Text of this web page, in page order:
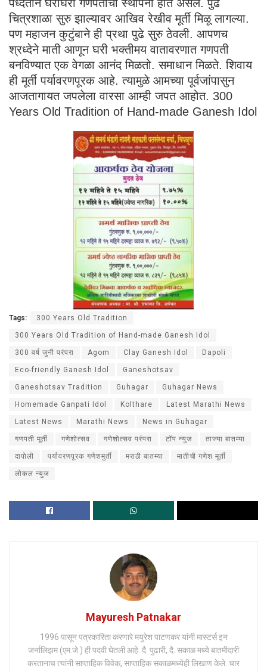
पध्दतीने घरोघरी गणपतींची स्थापना होत असेल. पुढे
चित्रशाळा सुरु झाल्यावर आखिव रेखीव मूर्ती मिळू लागल्या.
पण महाजन कुटुंबाने ही प्रथा पुढे सुरु ठेवली. आपणच
श्रध्देने माती आणून घरी भक्तीमय वातावरणात गणपती
बनविण्यात एक वेगळा आनंद मिळतो. समाधान मिळते. शिवाय
ही मूर्ती पर्यावरणपूरक आहे. त्यामुळे आमच्या पूर्वजांपासुन
आजतागायत जपलेला वारसा आम्ही जपत आहोत. 300
Years Old Tradition of Hand-made Ganesh Idol
Tags: 300 Years Old Tradition
300 Years Old Tradition of Hand-made Ganesh Idol
300 वर्ष जुनी परंपरा Agom Clay Ganesh Idol Dapoli
Eco-friendly Ganesh Idol Ganeshotsav
Ganeshotsav Tradition Guhagar Guhagar News
Homemade Ganpati Idol Kolthare Latest Marathi News
Latest News Marathi News News in Guhagar
गणपती मूर्ती गणेशोत्सव गणेशोत्सव परंपरा टॉप न्युज ताज्या बातम्या
दापोली पर्यावरणपूरक गणेशमुर्ती मराठी बातम्या मातीची गणेश मूर्ती
लोकल न्युज
Mayuresh Patnakar
1996 पासून पत्रकारिता करणारे मयुरेश पाटणकर यांनी मास्टर्स इन
जर्नालिझम (एम.जे.) ही पदवी घेतली आहे. दै. पुढारी, दै. सकाळ मध्ये बातमीदारी
करतानाच त्यांनी साप्ताहिक विवेक, साप्ताहिक सकाळमध्येही लिखाण केले. चार